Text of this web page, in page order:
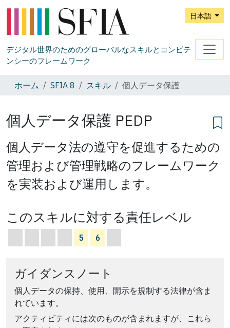
日本語
デジタル世界のためのグローバルなスキルとコンピテ
ンシーのフレームワーク
ホーム SFIA 8 スキル 個人データ保護
個人データ保護 PEDP
個人データ法の遵守を促進するための
管理および管理戦略のフレームワーク
を実装および運用します。
このスキルに対する責任レベル
5 6
ガイダンスノート
個人データの保持、使用、開示を規制する法律が含ま
れています。
アクティビティには次のものが含まれますが、これら